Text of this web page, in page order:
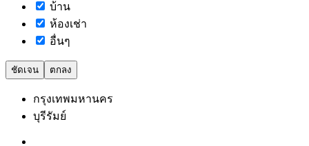
บ้าน
ห้องเช่า
อื่นๆ
ชัดเจน ตกลง
กรุงเทพมหานคร
บุรีรัมย์